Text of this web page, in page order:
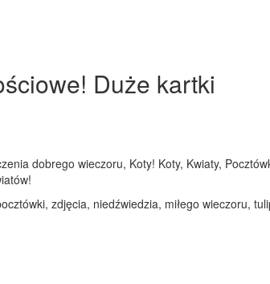
Duże kartki
dobrego wieczoru, Koty! Koty, Kwiaty,
zdjęcia, niedźwiedzia, miłego wieczoru,